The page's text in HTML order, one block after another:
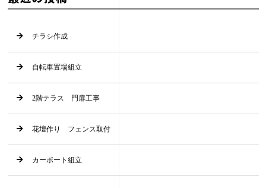
チラシ作成
自転車置場組立
2階テラス 門扉工事
花壇作り フェンス取付
カーポート組立